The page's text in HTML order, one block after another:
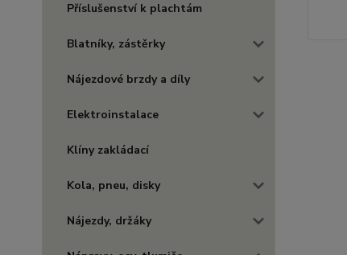
Příslušenství k plachtám
Blatníky, zástěrky
Nájezdové brzdy a díly
Elektroinstalace
Klíny zakládací
Kola, pneu, disky
Nájezdy, držáky